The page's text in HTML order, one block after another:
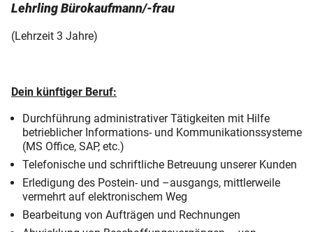
Lehrling Bürokaufmann/-frau
(Lehrzeit 3 Jahre)
Dein künftiger Beruf:
Durchführung administrativer Tätigkeiten mit Hilfe
betrieblicher Informations- und Kommunikationssysteme
(MS Office, SAP, etc.)
Telefonische und schriftliche Betreuung unserer Kunden
Erledigung des Postein- und –ausgangs, mittlerweile
vermehrt auf elektronischem Weg
Bearbeitung von Aufträgen und Rechnungen